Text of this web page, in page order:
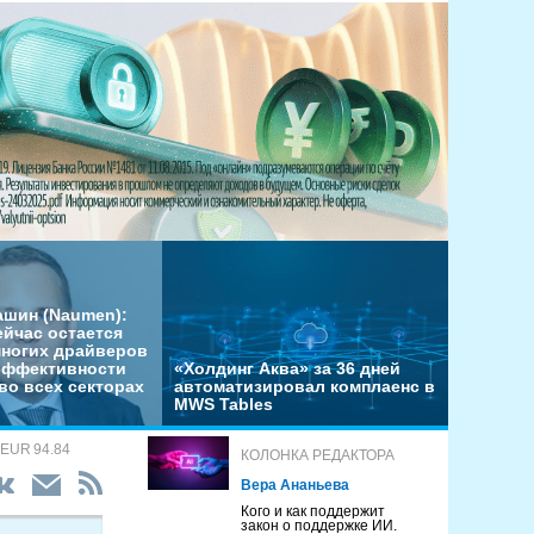
(Naumen):
остается
драйверов
всех секторах
«Холдинг Аква» за 36 дней
автоматизировал комплаенс в
MWS Tables
94.84
КОЛОНКА РЕДАКТОРА
Вера Ананьева
Кого и как поддержит
закон о поддержке ИИ.